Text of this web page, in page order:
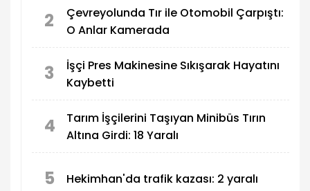
2
Çevreyolunda Tır ile Otomobil Çarpıştı:
O Anlar Kamerada
3
İşçi Pres Makinesine Sıkışarak Hayatını
Kaybetti
4
Tarım İşçilerini Taşıyan Minibüs Tırın
Altına Girdi: 18 Yaralı
5 Hekimhan'da trafik kazası: 2 yaralı